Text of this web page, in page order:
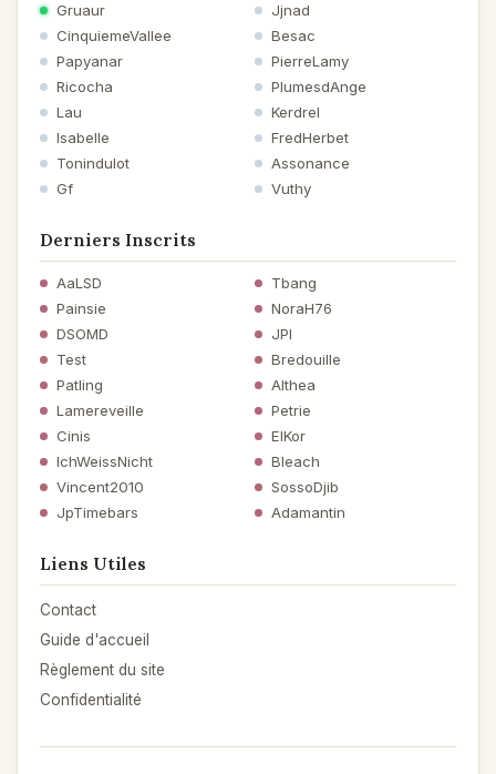
Gruaur
Jjnad
CinquiemeVallee
Besac
Papyanar
PierreLamy
Ricocha
PlumesdAnge
Lau
Kerdrel
Isabelle
FredHerbet
Tonindulot
Assonance
Gf
Vuthy
Derniers Inscrits
AaLSD
Tbang
Painsie
NoraH76
DSOMD
JPI
Test
Bredouille
Patling
Althea
Lamereveille
Petrie
Cinis
ElKor
IchWeissNicht
Bleach
Vincent2010
SossoDjib
JpTimebars
Adamantin
Liens Utiles
Contact
Guide d'accueil
Règlement du site
Confidentialité